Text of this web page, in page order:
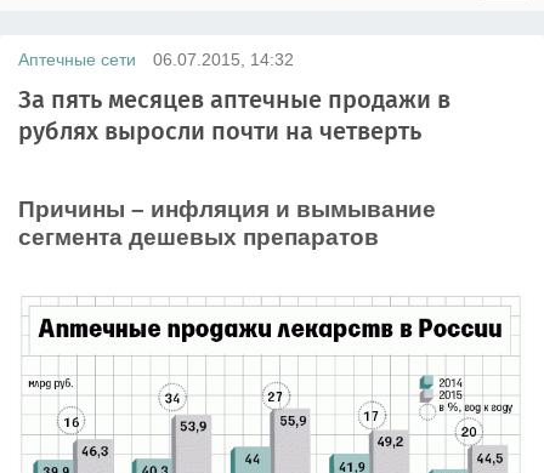
Аптечные сети 06.07.2015, 14:32
За пять месяцев аптечные продажи в
рублях выросли почти на четверть
Причины – инфляция и вымывание
сегмента дешевых препаратов